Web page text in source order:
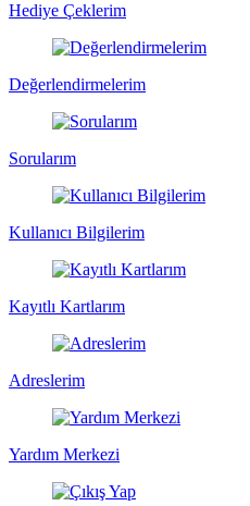
Hediye Çeklerim
Değerlendirmelerim
Sorularım
Kullanıcı Bilgilerim
Kayıtlı Kartlarım
Adreslerim
Yardım Merkezi